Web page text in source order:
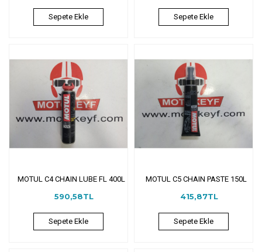
Sepete Ekle Sepete Ekle
MOTUL C4 CHAIN LUBE FL 400L
590,58TL
Sepete Ekle
MOTUL C5 CHAIN PASTE 150L
415,87TL
Sepete Ekle